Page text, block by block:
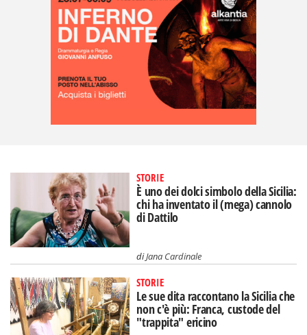
STORIE
È uno dei dolci simbolo della Sicilia:
chi ha inventato il (mega) cannolo
di Dattilo
diJana Cardinale
STORIE
Le sue dita raccontano la Sicilia che
non c'è più: Franca, custode del
"trappita" ericino